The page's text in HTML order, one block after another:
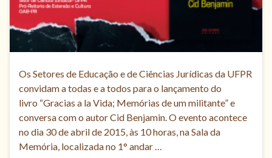
Os Setores de Educação e de Ciências Jurídicas da UFPR
convidam a todas e a todos para o lançamento do
livro “Gracias a la Vida; Memórias de um militante” e
conversa com o autor Cid Benjamin. O evento acontece
no dia 30 de abril de 2015, às 10 horas, na Sala da
Memória, localizada no 1° andar …